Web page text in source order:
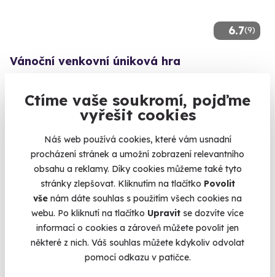
Ctíme vaše soukromí, pojďme
vyřešit cookies
Náš web používá cookies, které vám usnadní
procházení stránek a umožní zobrazení relevantního
obsahu a reklamy. Díky cookies můžeme také tyto
stránky zlepšovat. Kliknutím na tlačítko Povolit
vše nám dáte souhlas s použitím všech cookies na
webu. Po kliknutí na tlačítko Upravit se dozvíte více
informací o cookies a zároveň můžete povolit jen
některé z nich. Váš souhlas můžete kdykoliv odvolat
pomocí odkazu v patičce.
6.7(9)
Vánoční venkovní úniková hra
Olomouc (+ 5 dalších lokalit)
890 Kč
Volný termín už 09. 08. 2026